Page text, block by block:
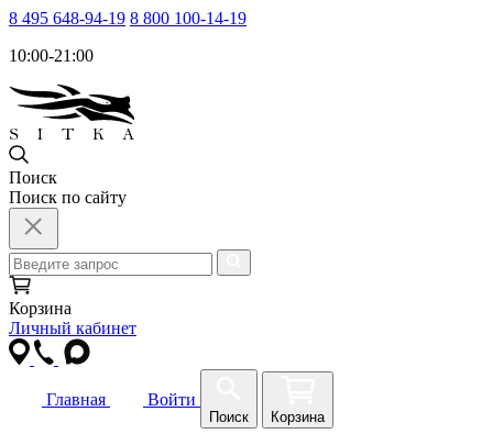
8 495 648-94-19 8 800 100-14-19
10:00-21:00
Поиск
Поиск по сайту
Корзина
Личный кабинет
Главная Войти
Поиск Корзина